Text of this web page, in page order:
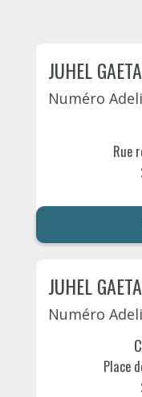
JUHEL
Numéro
Rue
JUHEL
Numéro
Place